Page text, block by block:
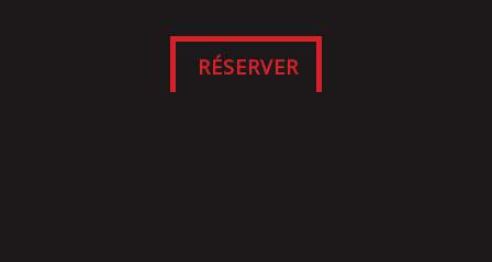
RÉSERVER